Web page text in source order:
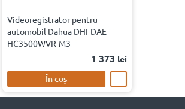
Videoregistrator pentru
automobil Dahua DHI-DAE-
HC3500WVR-M3
1 373 lei
În coș